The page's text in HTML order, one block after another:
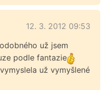
12. 3. 2012 09:53
už jsem
podle fantazie
už vymyšlené